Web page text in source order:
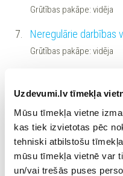
Uzdevumi.lv tīmekļa
Mūsu tīmekļa vietne
kas tiek izvietotas pēc
tehniski atbilstošu
mūsu tīmekļa vietnē var
un/vai trešās puses
Grūtības pakāpe: vidēja
7. Neregulārie darbības
Grūtības pakāpe: vidēja
in the Simple Past
9.
Tagadne un pagātne,
Simple Present and
Grūtības pakāpe: vidēja